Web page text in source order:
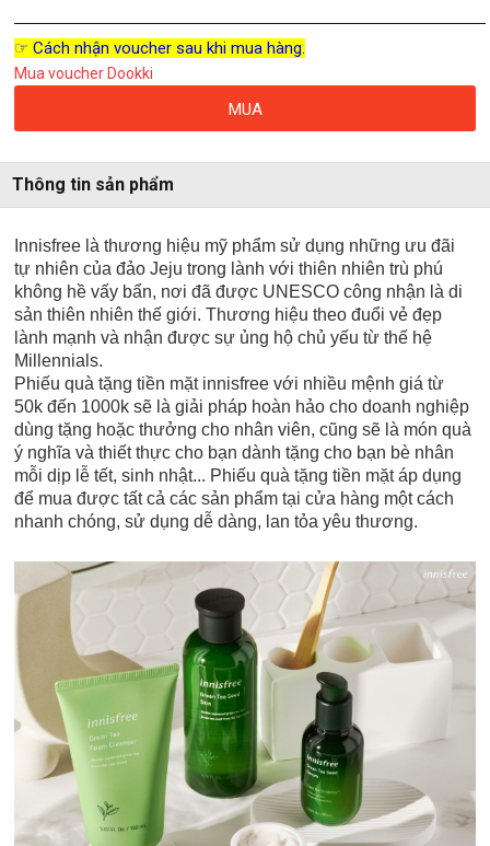
☞ Cách nhận voucher sau khi mua hàng.
Mua voucher Dookki
MUA
Thông tin sản phẩm
Innisfree là thương hiệu mỹ phẩm sử dụng những ưu đãi
tự nhiên của đảo Jeju trong lành với thiên nhiên trù phú
không hề vấy bẩn, nơi đã được UNESCO công nhận là di
sản thiên nhiên thế giới. Thương hiệu theo đuổi vẻ đẹp
lành mạnh và nhận được sự ủng hộ chủ yếu từ thế hệ
Millennials.
Phiếu quà tặng tiền mặt innisfree với nhiều mệnh giá từ
50k đến 1000k sẽ là giải pháp hoàn hảo cho doanh nghiệp
dùng tặng hoặc thưởng cho nhân viên, cũng sẽ là món quà
ý nghĩa và thiết thực cho bạn dành tặng cho bạn bè nhân
mỗi dịp lễ tết, sinh nhật... Phiếu quà tặng tiền mặt áp dụng
để mua được tất cả các sản phẩm tại cửa hàng một cách
nhanh chóng, sử dụng dễ dàng, lan tỏa yêu thương.